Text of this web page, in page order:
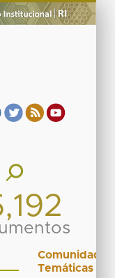
Comunidades
Temáticas